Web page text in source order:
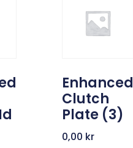
Enhanced
Clutch
Plate (3)
0,00 kr